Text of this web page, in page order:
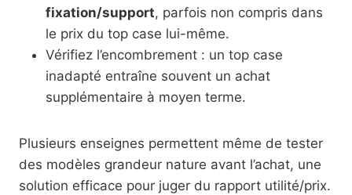
fixation/support, parfois non compris dans
le prix du top case lui-même.
Vérifiez l’encombrement : un top case
inadapté entraîne souvent un achat
supplémentaire à moyen terme.
Plusieurs enseignes permettent même de tester
des modèles grandeur nature avant l’achat, une
solution efficace pour juger du rapport utilité/prix.